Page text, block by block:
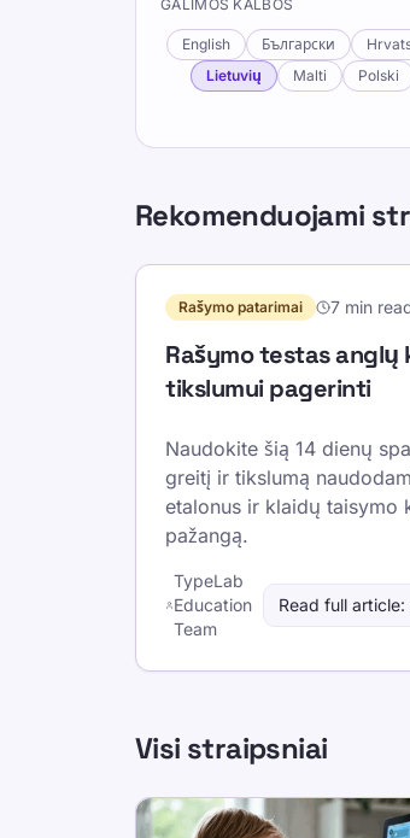
GALIMOS KALBOS
English Български
Lietuvių
Malti Polski
Rekomenduojami
Rašymo patarimai 7 min
Rašymo testas anglų
tikslumui pagerinti
Naudokite šią 14 dienų
greitį ir tikslumą
etalonus ir klaidų taisymo
pažangą.
TypeLab
Education
Team
Read full article:
Visi straipsniai